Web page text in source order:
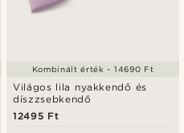
Világos lila nyakkendő és
díszzsebkendő
12495 Ft
Kombinált érték - 14690 Ft